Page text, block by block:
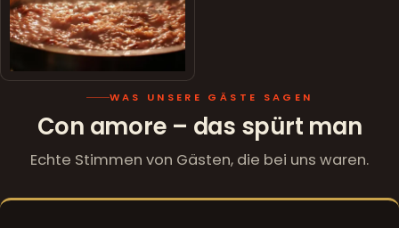
WAS UNSERE GÄSTE SAGEN
Con amore – das spürt man
Echte Stimmen von Gästen, die bei uns waren.